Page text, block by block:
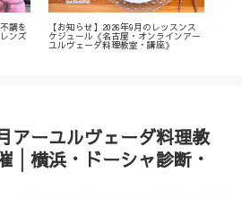
調を
ンズ
【お知らせ】2026年9月のレッスンス
ケジュール《名古屋・オンラインアー
ユルヴェーダ料理教室・講座》
アーユルヴェーダ料理教
│横浜・ドーシャ診断・